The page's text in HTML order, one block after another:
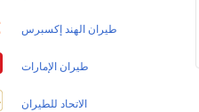
طيران الهند إكسبرس
طيران الإمارات
الاتحاد للطيران